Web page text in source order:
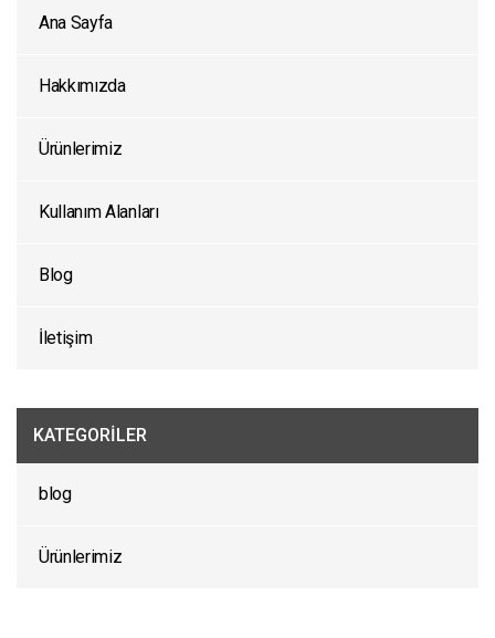
Ana Sayfa
Hakkımızda
Ürünlerimiz
Kullanım Alanları
Blog
İletişim
KATEGORILER
blog
Ürünlerimiz